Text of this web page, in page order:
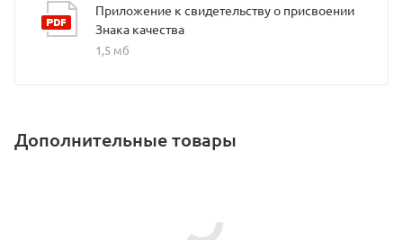
Приложение к свидетельству о присвоении
Знака качества
1,5 мб
Дополнительные товары